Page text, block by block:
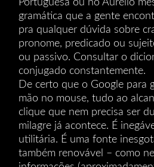
Portuguesa ou no Aurélio
gramática que a gente
pra qualquer dúvida sobre
pronome, predicado ou
ou passivo. Consultar o
conjugado constantemente.
De certo que o Google para
mão no mouse, tudo ao
clique que nem precisa ser
milagre já acontece. É
utilitária. É uma fonte
também renovável – como